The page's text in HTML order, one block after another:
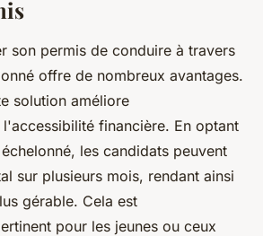
son permis de conduire à travers
offre de nombreux avantages.
solution améliore
financière. En optant
les candidats peuvent
sur plusieurs mois, rendant ainsi
gérable. Cela est
pour les jeunes ou ceux